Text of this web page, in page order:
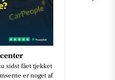
sidst fået tjekket
er noget af